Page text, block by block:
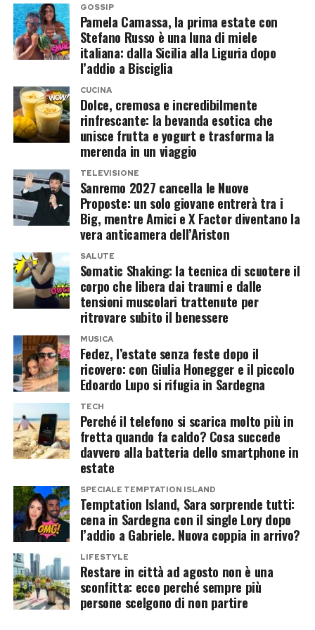
Dopo Filippo Bisciglia, una nuova
vita senza frecciate
Pamela Camassa eFilippo Bisciglia
annunciato la separazione nell’autunno del
2025, chiudendo una relazione iniziata nel 2008.
Diciassette anni insieme, nessun matrimonio e
nessun figlio, ma un legame che agli occhi del
pubblico sembrava destinato a durare ancora a
lungo.
I due non hanno mai spiegato nel dettaglio le
ragioni dell’addio e Pamela non ha trasformato
la rottura in una guerra pubblica. Ha preferito
voltare pagina e proteggere la nuova relazione
fino a quando non si è sentita pronta a
Ora le fotografie dell’estate con Stefano Russo
raccontano più di qualsiasi intervista. Sicilia,
Toscana e Liguria compongono la geografia di
un amore appena cominciato, ma già
abbastanza solido da attraversare l’Italia.
Nessuna promessa eterna, almeno sui social.
Soltanto mare, sorrisi e cuori rossi. Che, per una
coppia intenzionata a evitare il gossip urlato,
rappresentano già una dichiarazione piuttosto
chiara.
Post Views: 131
avrebbe raccontato la persona che li ha
riconosciuti nel locale.
La presenza di amici ridimensiona
inevitabilmente le ipotesi più romantiche.
Potrebbe trattarsi di una semplice serata tra ex
protagonisti del programma, magari organizzata
durante una vacanza comune. Tuttavia, nel
microcosmo diTemptation Island, basta una
cena per trasformare due conoscenti in una
possibile nuova coppia. Soprattutto quando i
diretti interessati, davanti alle telecamere,
sembravano guardare altrove.
Sara aveva infatti costruito un rapporto molto
intenso con il tentatore Andrea, ribattezzato
“Hulk” dal fidanzato Gabriele. Quella vicinanza
aveva fatto perdere la pazienza a quest’ultimo,
protagonista della famosa corsa sulla spiaggia
per affrontare il single.
Dopo Gabriele, il contatto con
Andrea è durato pochissimo
Terminata l’esperienza nel villaggio, Sara ha
raccontato di aver sentito Andrea soltanto per
pochi giorni. Poi ha interrotto ogni contatto e si è
rifugiata negli affetti familiari per affrontare le
conseguenze della rottura con Gabriele.
La fine della loro relazione non sarebbe stata
GOSSIP
Pamela Camassa, la prima estate con
Stefano Russo è una luna di miele
italiana: dalla Sicilia alla Liguria dopo
l’addio a Bisciglia
CUCINA
Dolce, cremosa e incredibilmente
rinfrescante: la bevanda esotica che
unisce frutta e yogurt e trasforma la
merenda in un viaggio
TELEVISIONE
Sanremo 2027 cancella le Nuove
Proposte: un solo giovane entrerà tra i
Big, mentre Amici e X Factor diventano la
vera anticamera dell’Ariston
SALUTE
Somatic Shaking: la tecnica di scuotere il
corpo che libera dai traumi e dalle
tensioni muscolari trattenute per
ritrovare subito il benessere
MUSICA
Fedez, l’estate senza feste dopo il
ricovero: con Giulia Honegger e il piccolo
Edoardo Lupo si rifugia in Sardegna
TECH
Perché il telefono si scarica molto più in
fretta quando fa caldo? Cosa succede
davvero alla batteria dello smartphone in
estate
SPECIALE TEMPTATION ISLAND
Temptation Island, Sara sorprende tutti:
cena in Sardegna con il single Lory dopo
l’addio a Gabriele. Nuova coppia in arrivo?
LIFESTYLE
Restare in città ad agosto non è una
sconfitta: ecco perché sempre più
persone scelgono di non partire